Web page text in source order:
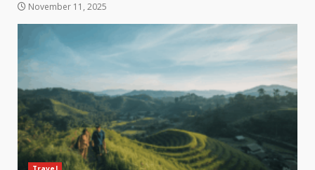
November 11, 2025